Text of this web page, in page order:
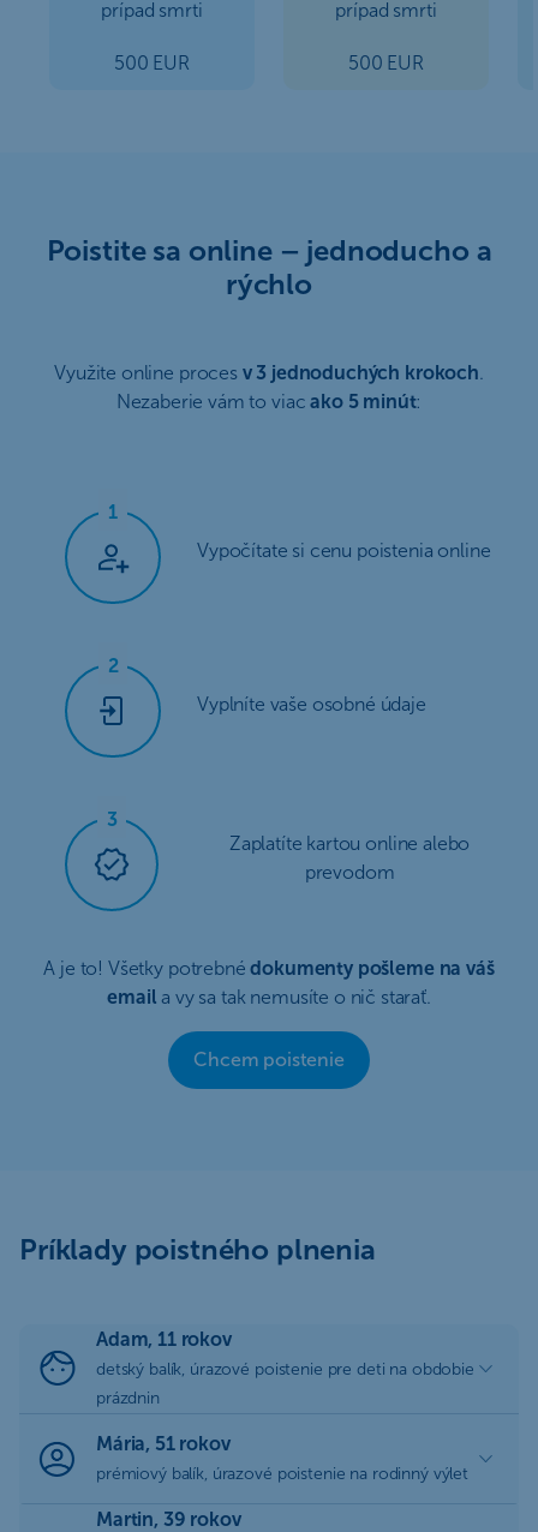
prípad smrti
500 EUR
prípad smrti
500 EUR
Poistite sa online – jednoducho a
rýchlo
Využite online proces v 3 jednoduchých krokoch
Nezaberie vám to viacako 5 minút:
Vypočítate si cenu poistenia online
Vyplníte vaše osobné údaje
Zaplatíte kartou online alebo
prevodom
A je to! Všetky potrebnédokumenty pošleme na váš
email a vy sa tak nemusíte o nič starať.
Chcem poistenie
Príklady poistného plnenia
Adam, 11 rokov
detský balík, úrazové poistenie pre deti na obdobie
prázdnin
Mária, 51 rokov
prémiový balík, úrazové poistenie na rodinný výlet
Martin, 39 rokov